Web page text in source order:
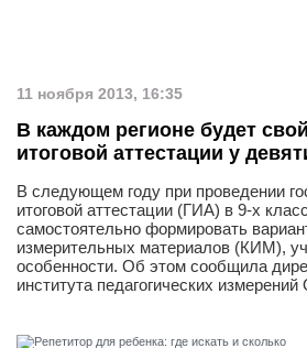
11 ноября 2013, 16:35
В каждом регионе будет
итоговой аттестации у
В следующем году при проведении
итоговой аттестации (ГИА) в 9-х
самостоятельно формировать
измерительных материалов (КИМ),
особенности. Об этом сообщила
института педагогических